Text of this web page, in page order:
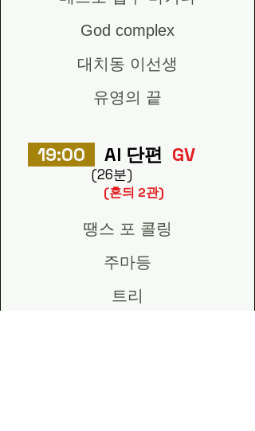
God complex
대치동 이선생
유영의 끝
19:00 AI 단편 GV
(26분)
​(혼듸 2관)
땡스 포 콜링
주마등
트리